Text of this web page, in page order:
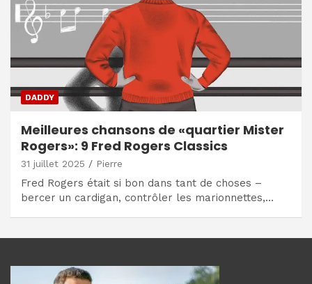
DADDY
Meilleures chansons de «quartier Mister
Rogers»: 9 Fred Rogers Classics
31 juillet 2025 Pierre
Fred Rogers était si bon dans tant de choses –
bercer un cardigan, contrôler les marionnettes,…